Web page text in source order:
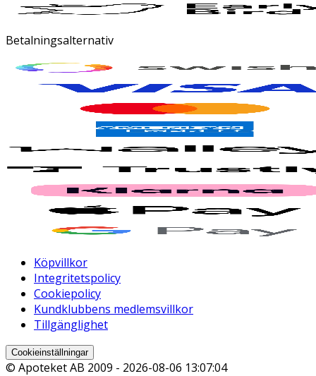
Betalningsalternativ
Köpvillkor
Integritetspolicy
Cookiepolicy
Kundklubbens medlemsvillkor
Tillgänglighet
Cookieinställningar
© Apoteket AB 2009 - 2026-08-06 13:07:04